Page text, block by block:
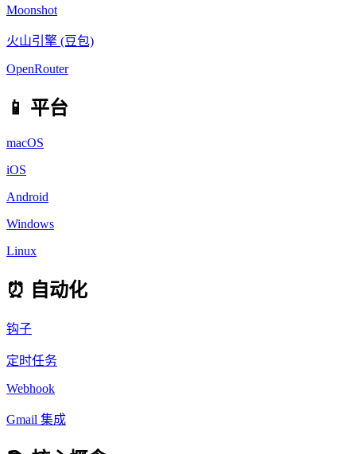
Moonshot
火山引擎 (豆包)
OpenRouter
📱 平台
macOS
iOS
Android
Windows
Linux
⏰ 自动化
钩子
定时任务
Webhook
Gmail 集成